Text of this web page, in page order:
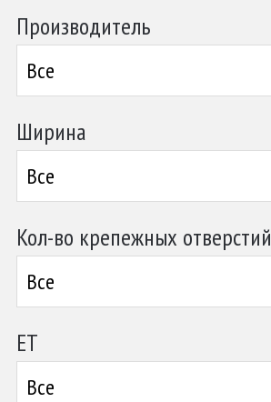
Производитель
Все
Ширина
Все
Кол-во крепежных отверстий
Все
ET
Все